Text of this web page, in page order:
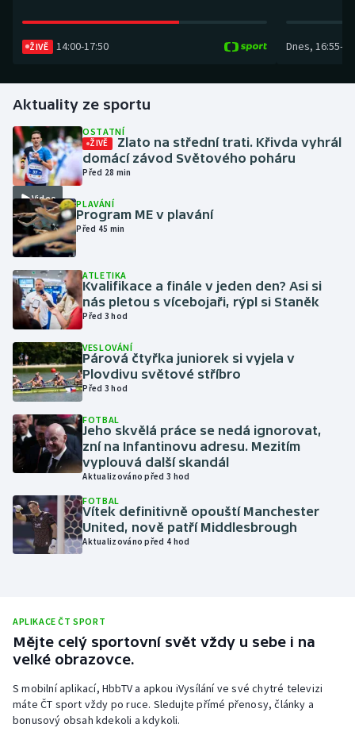
Gymnastika
Házená
Jezdectví
Judo
Krasobruslení
Lezení
Moderní pětiboj
Motorsport
Olympijské hry
Plavání
Rychlobruslení
Rychlostní kanoistika
Short track
ŽIVĚ 14:00-17:50 Dnes, 16:55-
Aktuality ze sportu
Video
OSTATNÍ
ŽIVĚ
Zlato na střední trati. Křivda vyhrál
domácí závod Světového poháru
Před 28 min
PLAVÁNÍ
Program ME v plavání
Před 45 min
ATLETIKA
Kvalifikace a finále v jeden den? Asi si
nás pletou s vícebojaři, rýpl si Staněk
Před 3 hod
VESLOVÁNÍ
Párová čtyřka juniorek si vyjela v
Plovdivu světové stříbro
Před 3 hod
FOTBAL
Jeho skvělá práce se nedá ignorovat,
zní na Infantinovu adresu. Mezitím
vyplouvá další skandál
Aktualizováno před 3 hod
FOTBAL
Vítek definitivně opouští Manchester
United, nově patří Middlesbrough
Aktualizováno před 4 hod
APLIKACE ČT SPORT
Mějte celý sportovní svět vždy u sebe i na
velké obrazovce.
S mobilní aplikací, HbbTV a apkou iVysílání ve své chytré televizi
máte ČT sport vždy po ruce. Sledujte přímé přenosy, články a
bonusový obsah kdekoli a kdykoli.